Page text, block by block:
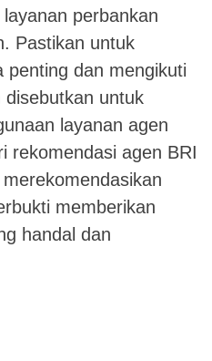
perbankan
Pastikan untuk
penting dan mengikuti
untuk
layanan agen
rekomendasi agen BRI
memberikan
handal dan